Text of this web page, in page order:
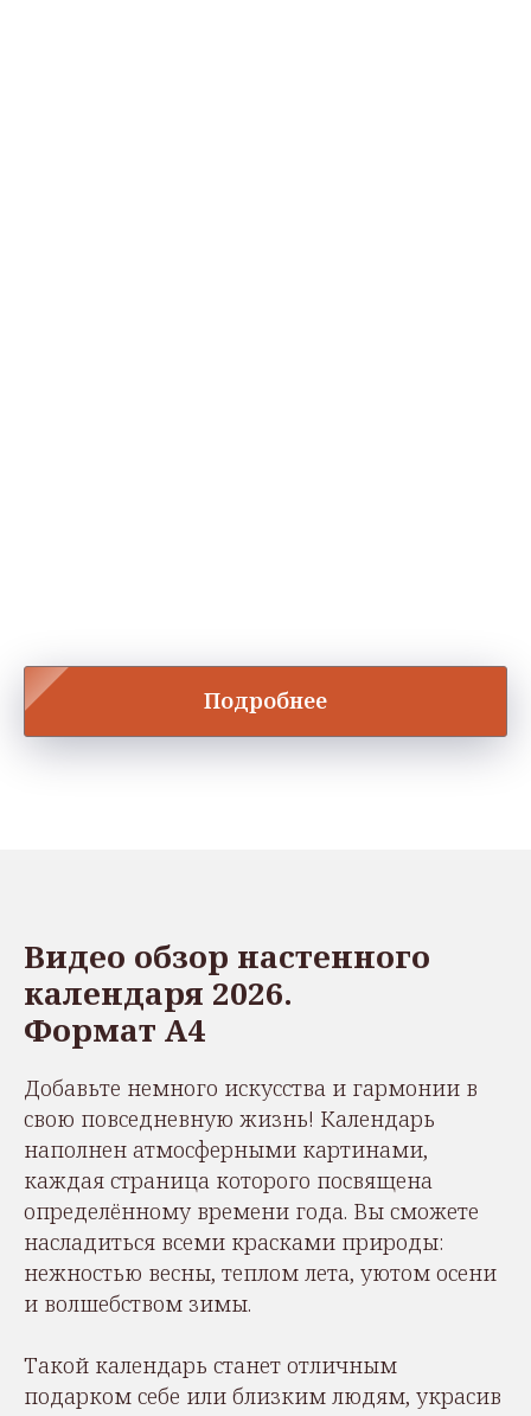
Подробнее
Видео обзор настенного
календаря 2026.
Формат А4
Добавьте немного искусства и гармонии в
свою повседневную жизнь! Календарь
наполнен атмосферными картинами,
каждая страница которого посвящена
определённому времени года. Вы сможете
насладиться всеми красками природы:
нежностью весны, теплом лета, уютом осени
и волшебством зимы.
Такой календарь станет отличным
подарком себе или близким людям, украсив